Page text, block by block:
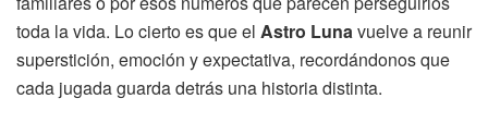
toda la vida. Lo cierto es que el Astro Lunavuelve a reunir
superstición, emoción y expectativa, recordándonos que
cada jugada guarda detrás una historia distinta.